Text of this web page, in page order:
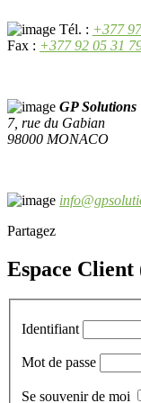
Tél. : +377
Fax : +377 92 05 31
GP Solutions
7, rue du Gabian
98000 MONACO
Partagez
Espace
Identifiant
Mot de passe
Se souvenir de moi